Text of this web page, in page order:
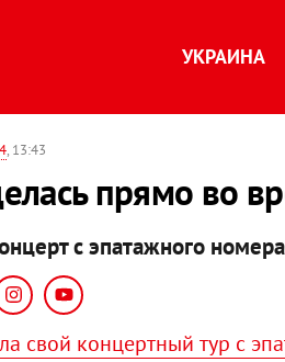
УКРАИНА
, 13:43
прямо во
с эпатажного
свой концертный тур с